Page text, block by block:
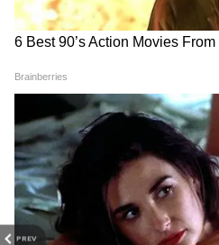
PREV
দাম ১৪৩১০০ টাকা,
কমলো। ১০০ গ্রাম সোনার
১৮ ক্যারেট – ১ গ্রাম
গতকালের থেকে ৮ টাকা
দাম ১১৭০৮০ টাকা,
কমলো। ১০০ গ্রাম সোনার
গতকালের থেকে ৮০০